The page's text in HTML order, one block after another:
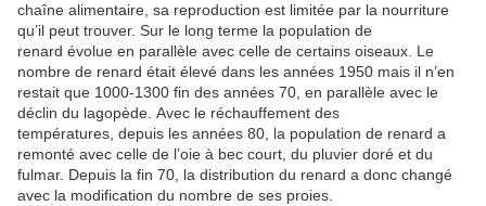
chaîne alimentaire, sa reproduction est limitée par la nourriture
qu’il peut trouver. Sur le long terme la population de
renard évolue en parallèle avec celle de certains oiseaux. Le
nombre de renard était élevé dans les années 1950 mais il n’en
restait que 1000-1300 fin des années 70, en parallèle avec le
déclin du lagopède. Avec le réchauffement des
températures, depuis les années 80, la population de renard a
remonté avec celle de l’oie à bec court, du pluvier doré et du
fulmar. Depuis la fin 70, la distribution du renard a donc changé
avec la modification du nombre de ses proies.